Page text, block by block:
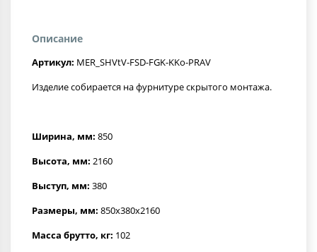
Описание
Артикул: MER_SHVtV-FSD-FGK-KKo-PRAV
Изделие собирается на фурнитуре скрытого монтажа.
Ширина, мм: 850
Высота, мм: 2160
Выступ, мм: 380
Размеры, мм: 850x380x2160
Масса брутто, кг: 102